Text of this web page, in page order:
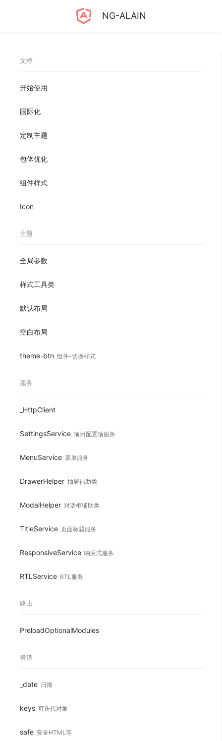
NG-ALAIN
文档
开始使用
国际化
定制主题
包体优化
组件样式
Icon
主题
全局参数
样式工具类
默认布局
空白布局
theme-btn 组件-切换样式
服务
_HttpClient
SettingsService 项目配置项服务
MenuService 菜单服务
DrawerHelper 抽屉辅助类
ModalHelper 对话框辅助类
TitleService 页面标题服务
ResponsiveService 响应式服务
RTLService RTL服务
路由
PreloadOptionalModules
管道
_date 日期
keys 可迭代对象
safe 安全HTML等